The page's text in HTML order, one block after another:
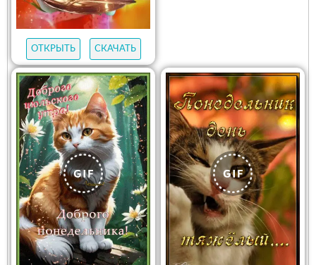
ОТКРЫТЬ СКАЧАТЬ